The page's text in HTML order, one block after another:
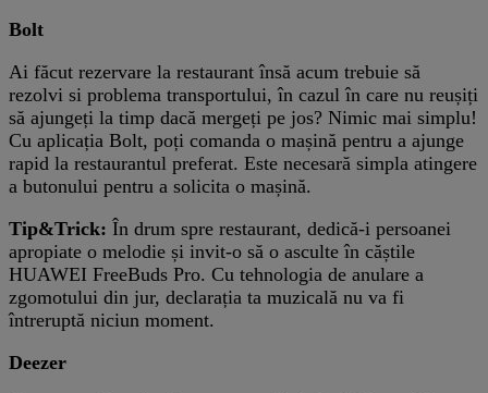
Bolt
Ai făcut rezervare la restaurant însă acum trebuie să
rezolvi si problema transportului, în cazul în care nu reușiți
să ajungeți la timp dacă mergeți pe jos? Nimic mai simplu!
Cu aplicația Bolt, poți comanda o mașină pentru a ajunge
rapid la restaurantul preferat. Este necesară simpla atingere
a butonului pentru a solicita o mașină.
Tip&Trick: În drum spre restaurant, dedică-i persoanei
apropiate o melodie și invit-o să o asculte în căștile
HUAWEI FreeBuds Pro. Cu tehnologia de anulare a
zgomotului din jur, declarația ta muzicală nu va fi
întreruptă niciun moment.
Deezer